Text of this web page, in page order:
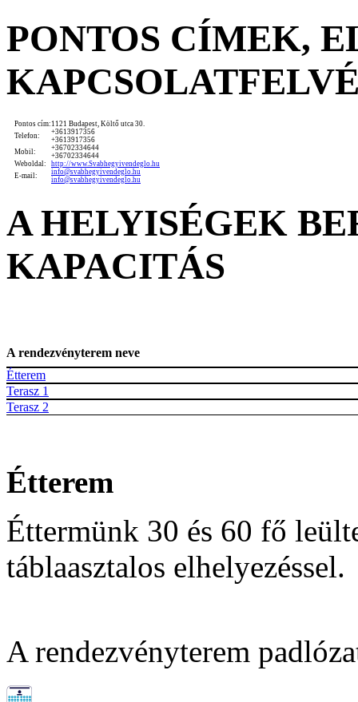
PONTOS CÍMEK,
Pontos cím: 1121 Budapest, Költő utca 30.
Telefon:
+3613917356
+3613917356
Mobil:
+36702334644
+36702334644
Weboldal:
http://www.Svabhegyivendeglo.hu
E-mail:
info@svabhegyivendeglo.hu
info@svabhegyivendeglo.hu
A HELYISÉGEK
KAPACITÁS
A rendezvényterem neve
Étterem
Terasz 1
Terasz 2
Étterem
Éttermünk 30 és 60 fő
táblaasztalos elhelyezéssel.
A rendezvényterem